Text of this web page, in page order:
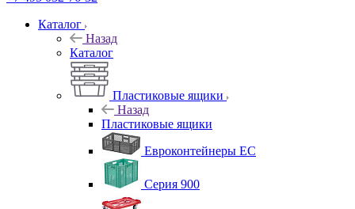
Каталог
Назад
Каталог
Пластиковые ящики
Назад
Пластиковые ящики
Евроконтейнеры ЕС
Серия 900